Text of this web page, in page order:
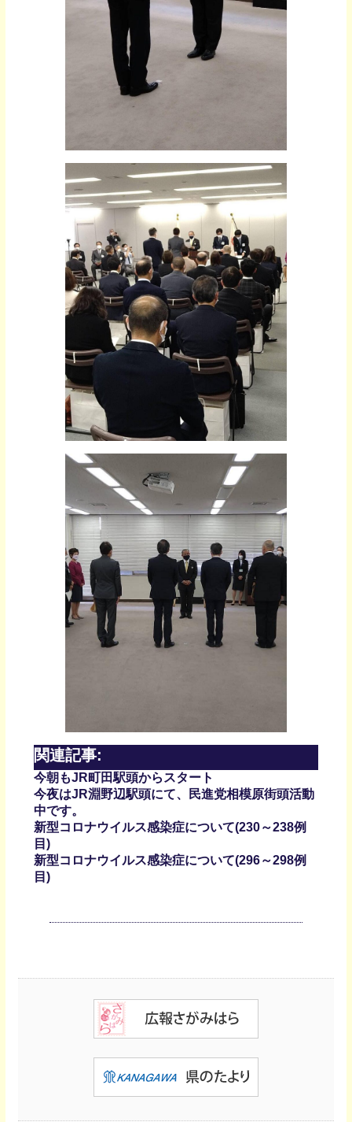
関連記事:
今朝もJR町田駅頭からスタート
今夜はJR淵野辺駅頭にて、民進党相模原街頭活動
中です。
新型コロナウイルス感染症について(230～238例
目)
新型コロナウイルス感染症について(296～298例
目)